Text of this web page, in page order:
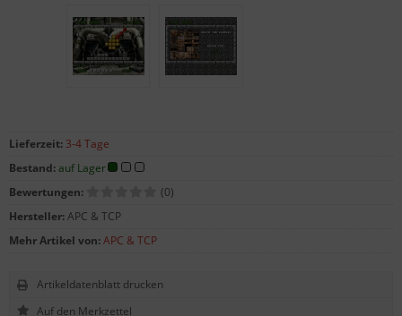
Lieferzeit: 3-4 Tage
Bestand:auf Lager
Bewertungen:
(0)
Hersteller:APC & TCP
Mehr Artikel von:APC & TCP
Artikeldatenblatt drucken